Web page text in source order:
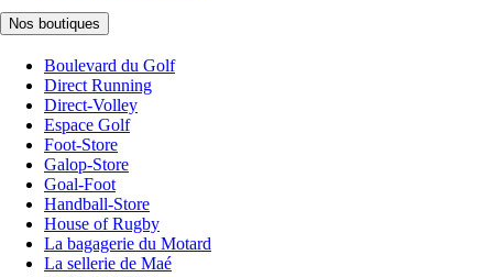
Nos boutiques
Boulevard du Golf
Direct Running
Direct-Volley
Espace Golf
Foot-Store
Galop-Store
Goal-Foot
Handball-Store
House of Rugby
La bagagerie du Motard
La sellerie de Maé